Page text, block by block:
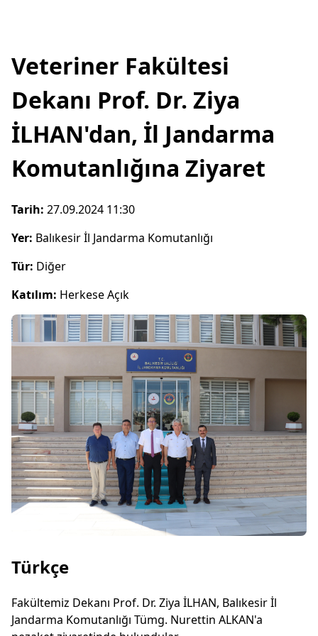
Veteriner Fakültesi
Dekanı Prof. Dr. Ziya
İLHAN'dan, İl Jandarma
Komutanlığına Ziyaret
Tarih: 27.09.2024 11:30
Yer: Balıkesir İl Jandarma Komutanlığı
Tür: Diğer
Katılım: Herkese Açık
Türkçe
Fakültemiz Dekanı Prof. Dr. Ziya İLHAN, Balıkesir İl
Jandarma Komutanlığı Tümg. Nurettin ALKAN'a